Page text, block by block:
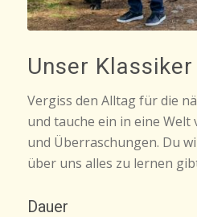
Unser Klassiker
Vergiss den Alltag für die
und tauche ein in eine
und Überraschungen. Du
über uns alles zu lernen
Dauer